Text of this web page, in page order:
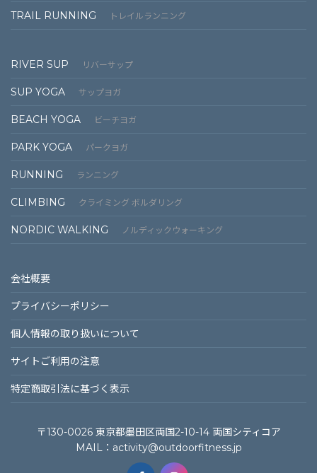
TRAIL RUNNING トレイルランニング
RIVER SUP リバーサップ
SUP YOGA サップヨガ
BEACH YOGA ビーチヨガ
PARK YOGA パークヨガ
RUNNING ランニング
CLIMBING クライミング ボルダリング
NORDIC WALKING ノルディックウォーキング
会社概要
プライバシーポリシー
個⼈情報の取り扱いについて
サイトご利⽤の注意
特定商取引法に基づく表⽰
〒130-0026 東京都墨田区両国2-10-14 両国シティコア
MAIL： activity@outdoorfitness.jp